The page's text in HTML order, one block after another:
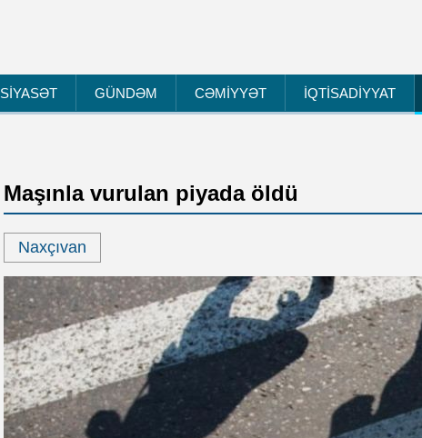
SİYASƏT GÜNDƏM CƏMİYYƏT İQTİSADİYYAT
Maşınla vurulan piyada öldü
Naxçıvan